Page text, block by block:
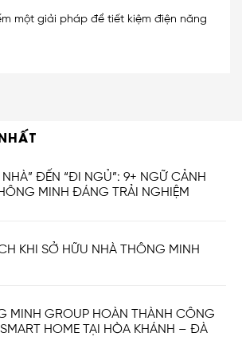
một giải pháp để tiết kiệm điện năng
NHÀ” ĐẾN “ĐI NGỦ”: 9+ NGỮ CẢNH
MINH ĐÁNG TRẢI NGHIỆM
KHI SỞ HỮU NHÀ THÔNG MINH
MINH GROUP HOÀN THÀNH CÔNG
HOME TẠI HÒA KHÁNH – ĐÀ